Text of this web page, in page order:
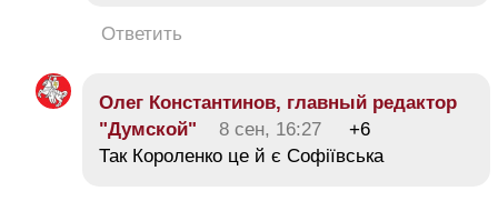
Ответить
Олег Константинов, главный редактор
"Думской"
8 сен, 16:27
+6
Так Короленко це й є Софіївська